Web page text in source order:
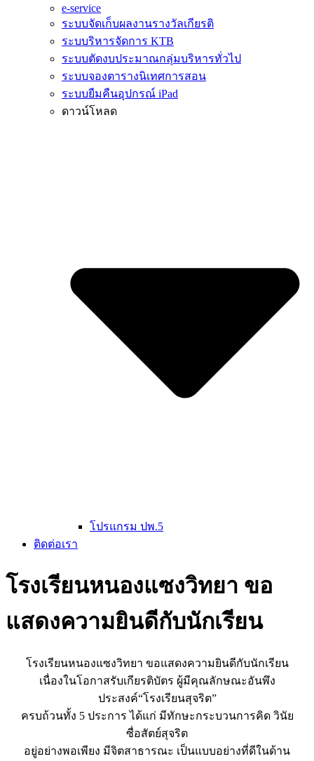
e-service
ระบบจัดเก็บผลงานรางวัลเกียรติ
ระบบริหารจัดการ KTB
ระบบตัดงบประมาณกลุ่มบริหารทั่วไป
ระบบจองตารางนิเทศการสอน
ระบบยืมคืนอุปกรณ์ iPad
ดาวน์โหลด
โปรแกรม ปพ.5
ติดต่อเรา
โรงเรียนหนองแซงวิทยา ขอ
แสดงความยินดีกับนักเรียน
โรงเรียนหนองแซงวิทยา ขอแสดงความยินดีกับนักเรียน
เนื่องในโอกาสรับเกียรติบัตร ผู้มีคุณลักษณะอันพึง
ประสงค์“โรงเรียนสุจริต”
ครบถ้วนทั้ง 5 ประการ ได้แก่ มีทักษะกระบวนการคิด วินัย
ซื่อสัตย์สุจริต
อยู่อย่างพอเพียง มีจิตสาธารณะ เป็นแบบอย่างที่ดีในด้าน